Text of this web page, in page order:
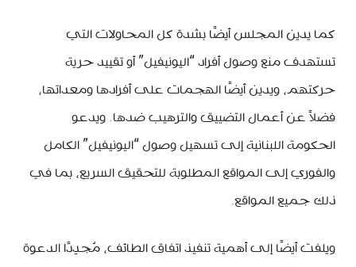
كما يدين المجلس أيضًا بشدة كل المحاولات التي
تستهدف منع وصول أفراد “اليونيفيل” أو تقييد حرية
حركتهم، ويدين أيضًا الهجمات على أفرادها ومعداتها،
فضلاً عن أعمال التضييق والترهيب ضدها. ويدعو
الحكومة اللبنانية إلى تسهيل وصول “اليونيفيل” الكامل
والفوري إلى المواقع المطلوبة للتحقيق السريع، بما في
ذلك جميع المواقع.
ويلفت أيضًا إلى أهمية تنفيذ اتفاق الطائف، مُجدِدًا الدعوة